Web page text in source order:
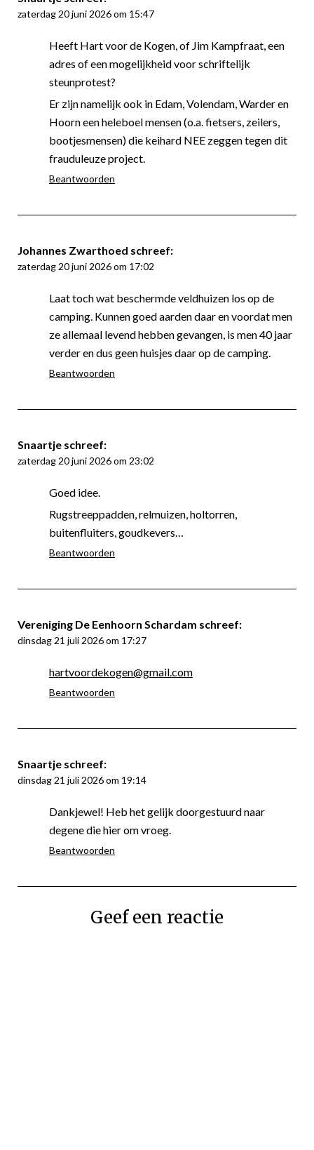
zaterdag 20 juni 2026 om 15:47
Heeft Hart voor de Kogen, of Jim Kampfraat, een
adres of een mogelijkheid voor schriftelijk
steunprotest?
Er zijn namelijk ook in Edam, Volendam, Warder en
Hoorn een heleboel mensen (o.a. fietsers, zeilers,
bootjesmensen) die keihard NEE zeggen tegen dit
frauduleuze project.
Beantwoorden
Johannes Zwarthoed schreef:
zaterdag 20 juni 2026 om 17:02
Laat toch wat beschermde veldhuizen los op de
camping. Kunnen goed aarden daar en voordat men
ze allemaal levend hebben gevangen, is men 40 jaar
verder en dus geen huisjes daar op de camping.
Beantwoorden
Snaartje schreef:
zaterdag 20 juni 2026 om 23:02
Goed idee.
Rugstreeppadden, relmuizen, holtorren,
buitenfluiters, goudkevers…
Beantwoorden
Vereniging De Eenhoorn Schardam schreef:
dinsdag 21 juli 2026 om 17:27
hartvoordekogen@gmail.com
Beantwoorden
Snaartje schreef:
dinsdag 21 juli 2026 om 19:14
Dankjewel! Heb het gelijk doorgestuurd naar
degene die hier om vroeg.
Beantwoorden
Geef een reactie